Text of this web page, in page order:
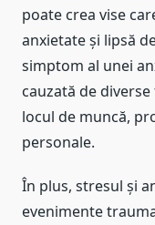
poate crea vise
anxietate și lipsă
simptom al unei
cauzată de
locul de muncă,
personale.
În plus, stresul și
evenimente